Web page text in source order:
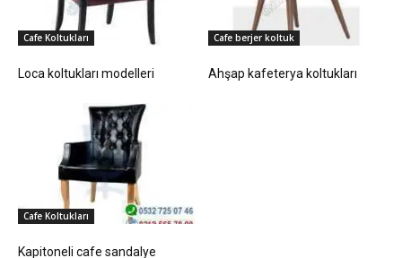
Cafe Koltukları
Loca koltukları modelleri
Cafe berjer koltuk
Ahşap kafeterya koltukları
Cafe Koltukları
Kapitoneli cafe sandalye